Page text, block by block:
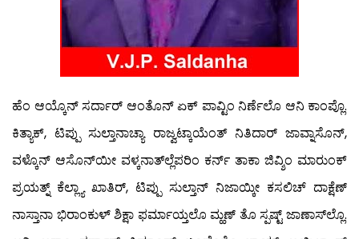
ಹೆಂ ಆಯ್ಕೊನ್ ಸರ್ದಾರ್ ಆಂತೊನ್ ಏಕ್ ಪಾವ್ಟಿಂ ನಿರ್ಣೆಲೊ ಆನಿ ಕಾಂಪ್ಲೊ.
ಕಿತ್ಯಾಕ್, ಟಿಪ್ಪು ಸುಲ್ತಾನಾಚ್ಯಾ ರಾಜ್ವಟ್ಕಾಯೆಂತ್ ನಿತಿದಾರ್ ಜಾವ್ನಾಸೊನ್,
ವಳ್ಕೊನ್ ಆಸೊನ್‍ಯೀ ವಳ್ಕನಾತ್‍ಲ್ಲೆಪರಿಂ ಕರ್ನ್ ತಾಕಾ ಜಿವ್ಶಿಂ ಮಾರುಂಕ್
ಪ್ರಯತ್ನ್ ಕೆಲ್ಲ್ಯಾ ಖಾತಿರ್, ಟಿಪ್ಪು ಸುಲ್ತಾನ್ ನಿಜಾಯ್ಕೀ ಕಸಲಿಚ್ ದಾಕ್ಷೆಣ್
ನಾಸ್ತಾನಾ ಭಿರಾಂಕುಳ್ ಶಿಕ್ಷಾ ಫರ್ಮಾಯ್ತಲೊ ಮ್ಹಣ್ ತೊ ಸ್ಪಷ್ಟ್ ಜಾಣಾಸ್‍ಲ್ಲೊ.